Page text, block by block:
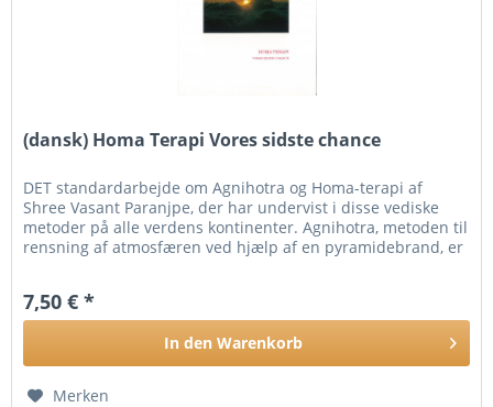
(dansk) Homa Terapi Vores sidste chance
DET standardarbejde om Agnihotra og Homa-terapi af
Shree Vasant Paranjpe, der har undervist i disse vediske
metoder på alle verdens kontinenter. Agnihotra, metoden til
rensning af atmosfæren ved hjælp af en pyramidebrand, er
7,50 € *
In den Warenkorb
Merken